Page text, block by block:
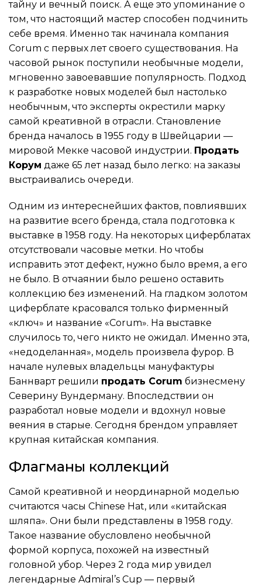
тайну и вечный поиск. А еще это упоминание о
том, что настоящий мастер способен подчинить
себе время. Именно так начинала компания
Corum с первых лет своего существования. На
часовой рынок поступили необычные модели,
мгновенно завоевавшие популярность. Подход
к разработке новых моделей был настолько
необычным, что эксперты окрестили марку
самой креативной в отрасли. Становление
бренда началось в 1955 году в Швейцарии —
мировой Мекке часовой индустрии. Продать
Корум даже 65 лет назад было легко: на заказы
выстраивались очереди.
Одним из интереснейших фактов, повлиявших
на развитие всего бренда, стала подготовка к
выставке в 1958 году. На некоторых циферблатах
отсутствовали часовые метки. Но чтобы
исправить этот дефект, нужно было время, а его
не было. В отчаянии было решено оставить
коллекцию без изменений. На гладком золотом
циферблате красовался только фирменный
«ключ» и название «Corum». На выставке
случилось то, чего никто не ожидал. Именно эта,
«недоделанная», модель произвела фурор. В
начале нулевых владельцы мануфактуры
Баннварт решили продать Corum бизнесмену
Северину Вундерману. Впоследствии он
разработал новые модели и вдохнул новые
веяния в старые. Сегодня брендом управляет
крупная китайская компания.
Флагманы коллекций
Самой креативной и неординарной моделью
считаются часы Chinese Hat, или «китайская
шляпа». Они были представлены в 1958 году.
Такое название обусловлено необычной
формой корпуса, похожей на известный
головной убор. Через 2 года мир увидел
легендарные Admiral’s Cup — первый